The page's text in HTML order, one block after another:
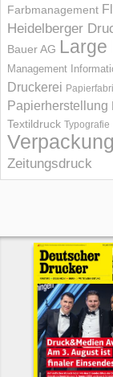
Farbmanagement
Heidelberger
Bauer AG
Management
Druckerei
Papierherstellung
Textildruck Typografie
Zeitungsdruck